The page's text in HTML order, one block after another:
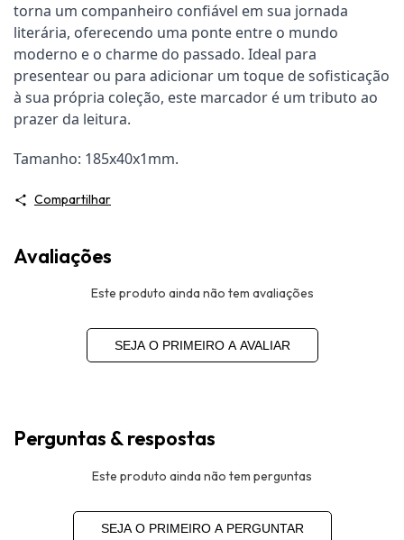
torna um companheiro confiável em sua jornada
literária, oferecendo uma ponte entre o mundo
moderno e o charme do passado. Ideal para
presentear ou para adicionar um toque de sofisticação
à sua própria coleção, este marcador é um tributo ao
prazer da leitura.
Tamanho: 185x40x1mm.
Compartilhar
Avaliações
Este produto ainda não tem avaliações
SEJA O PRIMEIRO A AVALIAR
Perguntas & respostas
Este produto ainda não tem perguntas
SEJA O PRIMEIRO A PERGUNTAR